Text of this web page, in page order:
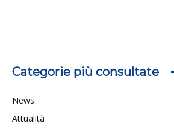
Categorie più consultate
News
Attualità